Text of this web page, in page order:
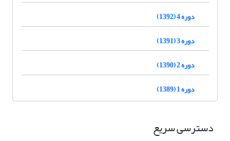
دوره 4 (1392)
دوره 3 (1391)
دوره 2 (1390)
دوره 1 (1389)
دسترسی سریع